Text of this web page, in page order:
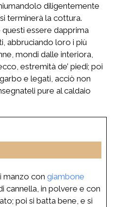
diligentemente
terminerà la cottura.
essere dapprima
abbruciando loro i più
mondi dalle interiora,
estremità de’ piedi; poi
e legati, acciò non
pure al caldaio
manzo con giambone
cannella, in polvere e con
poi si batta bene, e si